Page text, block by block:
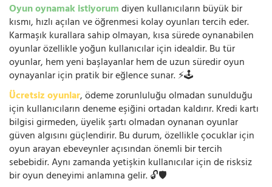
Oyun oynamak istiyorumdiyen kullanıcıların büyük bir
kısmı, hızlı açılan ve öğrenmesi kolay oyunları tercih eder.
Karmaşık kurallara sahip olmayan, kısa sürede oynanabilen
oyunlar özellikle yoğun kullanıcılar için idealdir. Bu tür
oyunlar, hem yeni başlayanlar hem de uzun süredir oyun
oynayanlar için pratik bir eğlence sunar. ⚡🕹️
Ücretsiz oyunlar, ödeme zorunluluğu olmadan sunulduğu
için kullanıcıların deneme eşiğini ortadan kaldırır. Kredi kartı
bilgisi girmeden, üyelik şartı olmadan oynanan oyunlar
güven algısını güçlendirir. Bu durum, özellikle çocuklar için
oyun arayan ebeveynler açısından önemli bir tercih
sebebidir. Aynı zamanda yetişkin kullanıcılar için de risksiz
bir oyun deneyimi anlamına gelir. 🔓🛡️